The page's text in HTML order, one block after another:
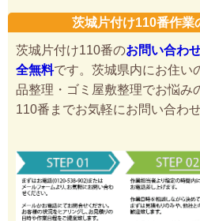
茨城片付け110番作業
茨城片付け110番のお問い合わ
全無料です。茨城県内にお住い
品整理・ゴミ屋敷整理でお悩み
110番までお気軽にお問い合わ